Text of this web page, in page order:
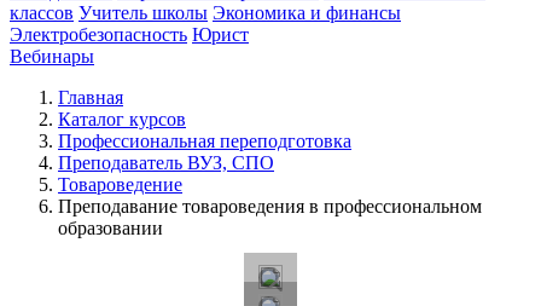
классов Учитель школы Экономика и финансы
Электробезопасность Юрист
Вебинары
Главная
Каталог курсов
Профессиональная переподготовка
Преподаватель ВУЗ, СПО
Товароведение
Преподавание товароведения в профессиональном
образовании